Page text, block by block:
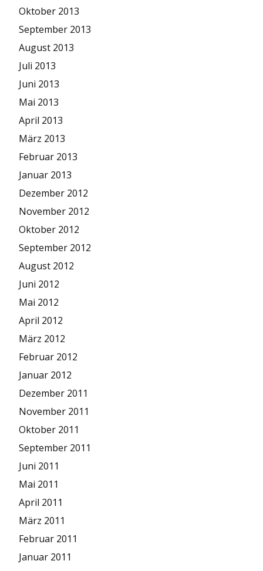
Oktober 2013
September 2013
August 2013
Juli 2013
Juni 2013
Mai 2013
April 2013
März 2013
Februar 2013
Januar 2013
Dezember 2012
November 2012
Oktober 2012
September 2012
August 2012
Juni 2012
Mai 2012
April 2012
März 2012
Februar 2012
Januar 2012
Dezember 2011
November 2011
Oktober 2011
September 2011
Juni 2011
Mai 2011
April 2011
März 2011
Februar 2011
Januar 2011